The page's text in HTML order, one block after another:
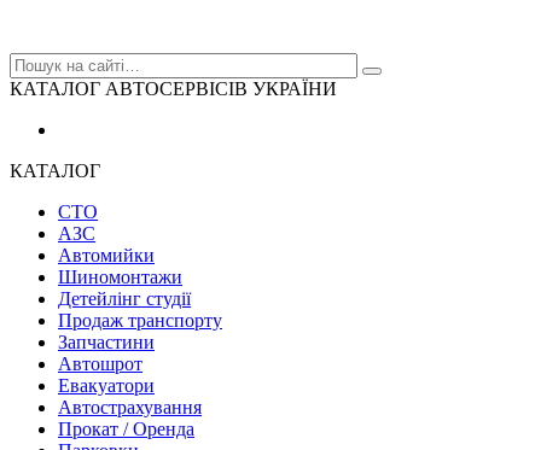
КАТАЛОГ АВТОСЕРВІСІВ УКРАЇНИ
КАТАЛОГ
СТО
АЗС
Автомийки
Шиномонтажи
Детейлінг студії
Продаж транспорту
Запчастини
Автошрот
Евакуатори
Автострахування
Прокат / Оренда